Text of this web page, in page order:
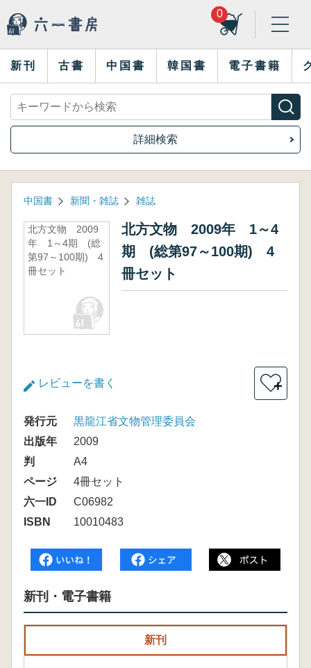
0
新刊 古書 中国書 韓国書 電子書籍
詳細検索
中国書 新聞・雑誌 雑誌
北方文物 2009
年 1～4期 (総
第97～100期) 4
冊セット
北方文物 2009年 1～4
期 (総第97～100期) 4
冊セット
レビューを書く ＋
発行元
黒龍江省文物管理委員会
出版年
2009
判
A4
ページ
4冊セット
六一ID
C06982
ISBN
10010483
新刊・電子書籍
新刊